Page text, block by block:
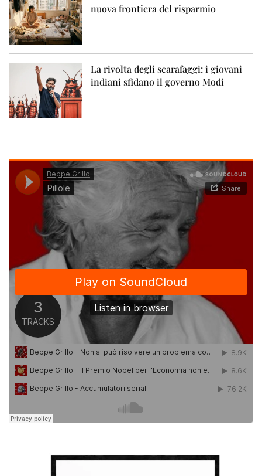
nuova frontiera del risparmio
La rivolta degli scarafaggi: i giovani
indiani sfidano il governo Modi